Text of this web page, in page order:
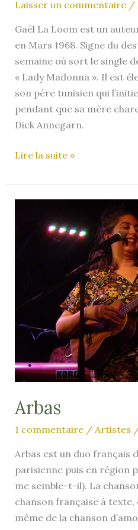
Laisser un commentaire /
Gaël La Loom est un
en Mars 1968. Signe du
semaine où sort le single
« Lady Madonna ». Il est
son père tunisien qui
pendant que sa mère
Dick Annegarn.
Gaël
Loom
/
Partners
Lire la suite »
Arbas
1 commentaire / Artistes
Arbas est un duo français
parisienne puis en région
me semble-t-il). La
chanson française à
même de la chanson